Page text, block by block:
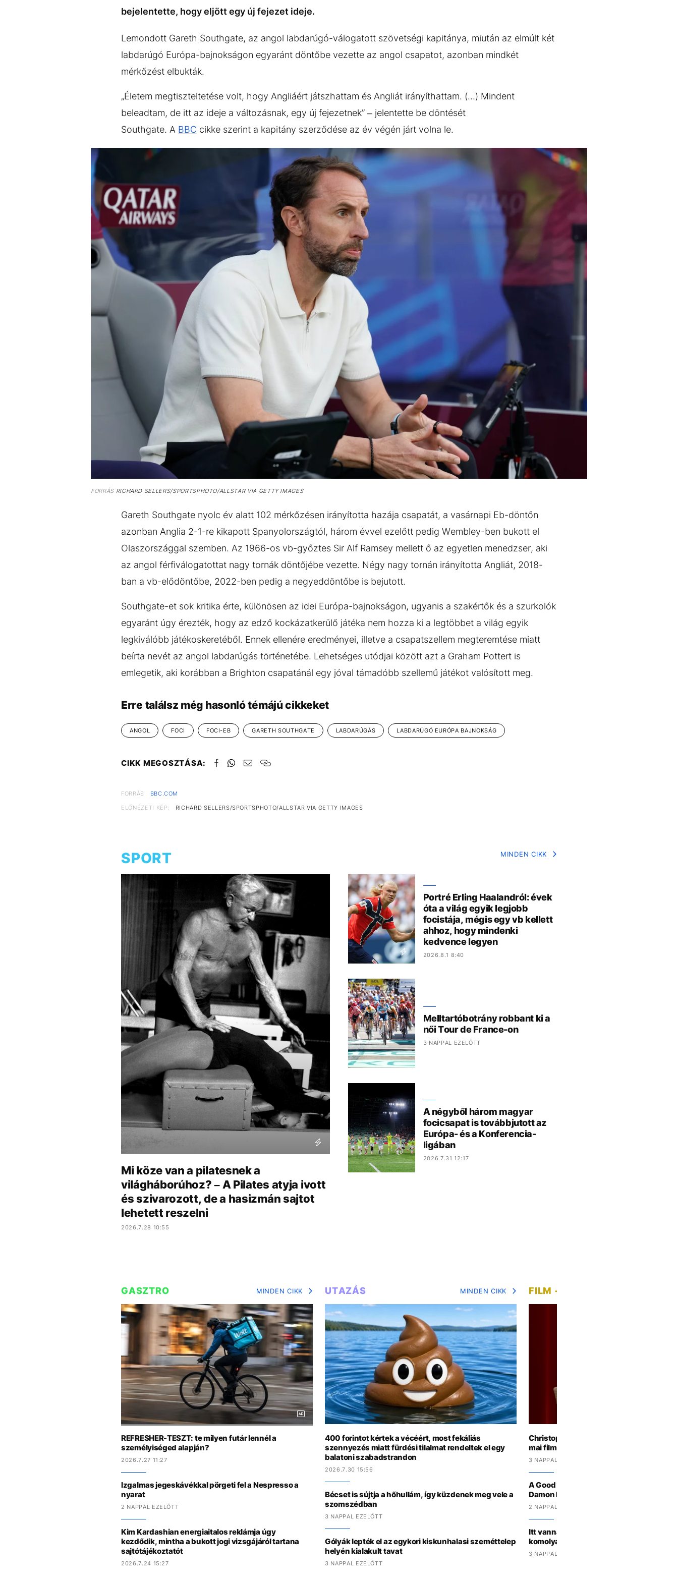
Médiaajánlat Impresszum
bejelentette, hogy eljött egy új fejezet ideje.
Lemondott Gareth Southgate, az angol labdarúgó-válogatott szövetségi kapitánya, miután az elmúlt két
labdarúgó Európa-bajnokságon egyaránt döntőbe vezette az angol csapatot, azonban mindkét
mérkőzést elbukták.
„Életem megtiszteltetése volt, hogy Angliáért játszhattam és Angliát irányíthattam. (...) Mindent
beleadtam, de itt az ideje a változásnak, egy új fejezetnek” – jelentette be döntését
Southgate. A BBC cikke szerint a kapitány szerződése az év végén járt volna le.
FORRÁSRICHARD SELLERS/SPORTSPHOTO/ALLSTAR VIA GETTY IMAGES
Gareth Southgate nyolc év alatt 102 mérkőzésen irányította hazája csapatát, a vasárnapi Eb-döntőn
azonban Anglia 2-1-re kikapott Spanyolországtól, három évvel ezelőtt pedig Wembley-ben bukott el
Olaszországgal szemben. Az 1966-os vb-győztes Sir Alf Ramsey mellett ő az egyetlen menedzser, aki
az angol férfiválogatottat nagy tornák döntőjébe vezette. Négy nagy tornán irányította Angliát, 2018-
ban a vb-elődöntőbe, 2022-ben pedig a negyeddöntőbe is bejutott.
Southgate-et sok kritika érte, különösen az idei Európa-bajnokságon, ugyanis a szakértők és a szurkolók
egyaránt úgy érezték, hogy az edző kockázatkerülő játéka nem hozza ki a legtöbbet a világ egyik
legkiválóbb játékoskeretéből. Ennek ellenére eredményei, illetve a csapatszellem megteremtése miatt
beírta nevét az angol labdarúgás történetébe. Lehetséges utódjai között azt a Graham Pottert is
emlegetik, aki korábban a Brighton csapatánál egy jóval támadóbb szellemű játékot valósított meg.
Erre találsz még hasonló témájú cikkeket
ANGOL FOCI FOCI-EB GARETH SOUTHGATE LABDARÚGÁS LABDARÚGÓ EURÓPA BAJNOKSÁG
CIKK MEGOSZTÁSA:
FORRÁS
BBC.COM
ELŐNÉZETI KÉP:
RICHARD SELLERS/SPORTSPHOTO/ALLSTAR VIA GETTY IMAGES
SPORT MINDEN CIKK
Mi köze van a pilatesnek a
világháborúhoz? – A Pilates atyja ivott
és szivarozott, de a hasizmán sajtot
lehetett reszelni
2026.7.28 10:55
Portré Erling Haalandról: évek
óta a világ egyik legjobb
focistája, mégis egy vb kellett
ahhoz, hogy mindenki
kedvence legyen
2026.8.1 8:40
Melltartóbotrány robbant ki a
női Tour de France-on
3 NAPPAL EZELŐTT
A négyből három magyar
focicsapat is továbbjutott az
Európa- és a Konferencia-
ligában
2026.7.31 12:17
GASZTRO MINDEN CIKK
REFRESHER-TESZT: te milyen futár lennél a
személyiséged alapján?
2026.7.27 11:27
Izgalmas jegeskávékkal pörgeti fel a Nespresso a
nyarat
2 NAPPAL EZELŐTT
Kim Kardashian energiaitalos reklámja úgy
kezdődik, mintha a bukott jogi vizsgájáról tartana
sajtótájékoztatót
2026.7.24 15:27
UTAZÁS MINDEN CIKK
400 forintot kértek a vécéért, most fekáliás
szennyezés miatt fürdési tilalmat rendeltek el egy
balatoni szabadstrandon
2026.7.30 15:56
Bécset is sújtja a hőhullám, így küzdenek meg vele a
szomszédban
3 NAPPAL EZELŐTT
Gólyák lepték el az egykori kiskunhalasi szeméttelep
helyén kialakult tavat
3 NAPPAL EZELŐTT
FILM + SOROZAT
Christopher Nolan szerint komoly
mai filmkritikával
3 NAPPAL EZELŐTT
A Good Will Huntingtól az Odüsszeiáig:
Damon Hollywood elsőszámú hazatérője
2 NAPPAL EZELŐTT
Itt vannak az első fotók Billie Eilishról az
komolyabb filmszerepében
3 NAPPAL EZELŐTT